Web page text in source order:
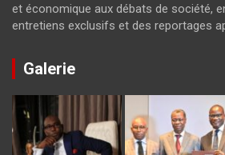
et économique aux débats de société,
entretiens exclusifs et des reportages
Galerie